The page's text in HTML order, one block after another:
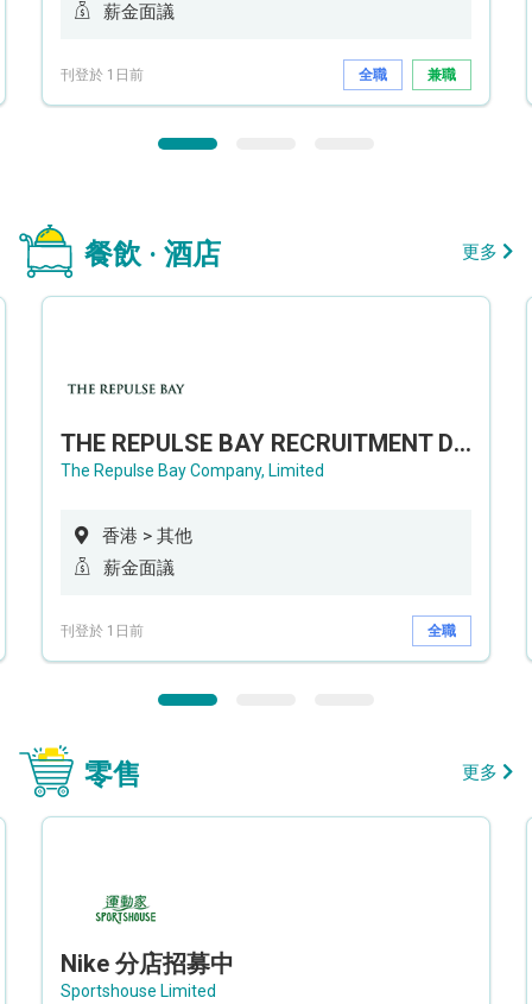
薪金面議
刊登於 1日前 全職 兼職
餐飲 · 酒店 更多
THE REPULSE BAY RECRUITMENT DAY 淺水灣影灣園人才招聘會
The Repulse Bay Company, Limited
香港 > 其他
薪金面議
刊登於 1日前 全職
零售 更多
Nike 分店招募中
Sportshouse Limited